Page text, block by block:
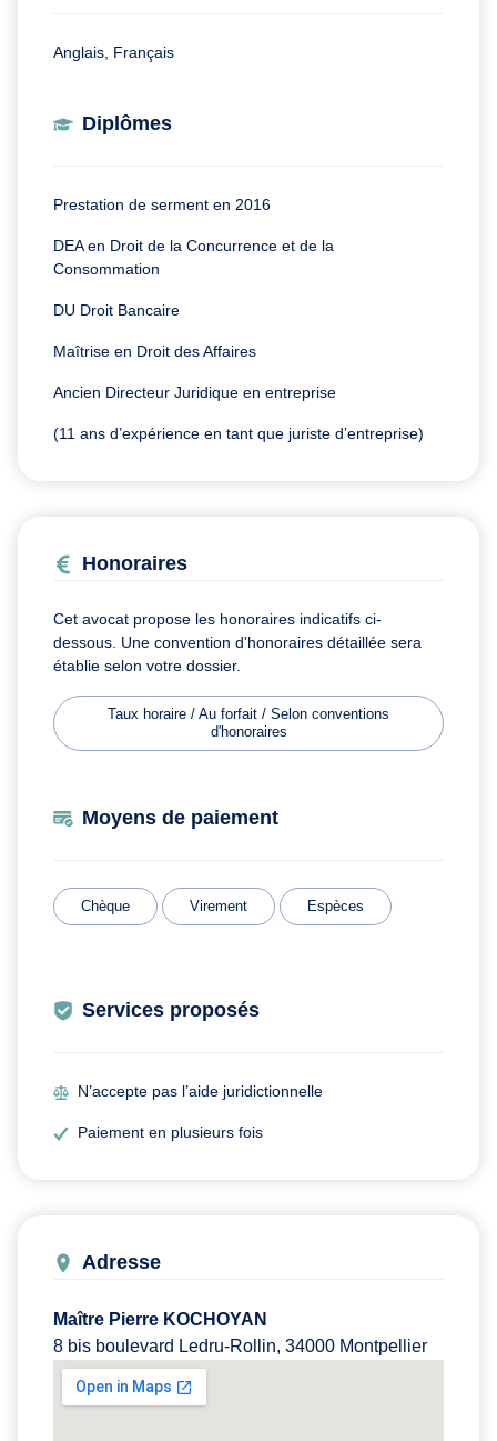
Anglais, Français
Diplômes
Prestation de serment en 2016
DEA en Droit de la Concurrence et de la
Consommation
DU Droit Bancaire
Maîtrise en Droit des Affaires
Ancien Directeur Juridique en entreprise
(11 ans d’expérience en tant que juriste d’entreprise)
Honoraires
Cet avocat propose les honoraires indicatifs ci-
dessous. Une convention d'honoraires détaillée sera
établie selon votre dossier.
Taux horaire / Au forfait / Selon conventions
d'honoraires
Moyens de paiement
Chèque Virement Espèces
Services proposés
N’accepte pas l’aide juridictionnelle
Paiement en plusieurs fois
Adresse
Maître Pierre KOCHOYAN
8 bis boulevard Ledru-Rollin, 34000 Montpellier